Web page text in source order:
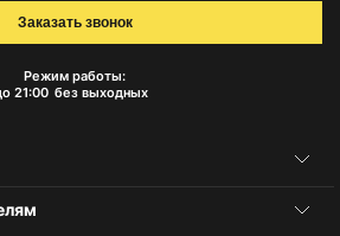
Режим работы:
21:00 без выходных
Заказать звонок